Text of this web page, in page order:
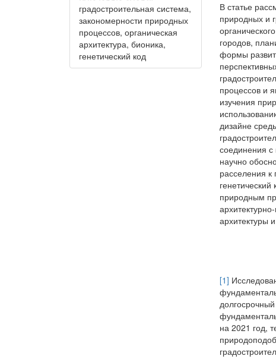
градостроительная система,
закономерности природных
процессов, органическая
архитектура, бионика,
генетический код
В статье
природных и
городов,
формы
процессов и
изучения
дизайне
соединения с
научно
расселения
природным
архитектуры
[1]
на 2021 год,